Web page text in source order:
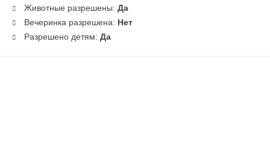
Животные разрешены: Да
Вечеринка разрешена: Нет
Разрешено детям: Да